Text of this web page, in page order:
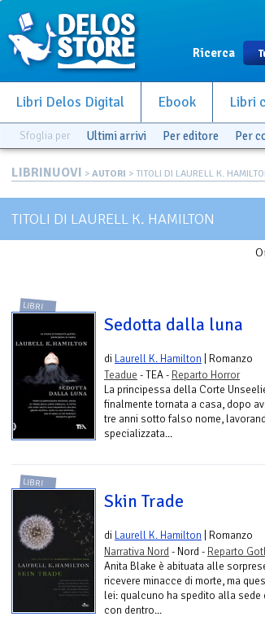
Ricerca
Libri Delos Digital Ebook Libri
Sfoglia per Ultimi arrivi Per editore Per
LIBRINUOVI > AUTORI > TITOLI DI LAURELL K.
TITOLI DI LAURELL K. HAMILTON
LIBRI
Sedotta dalla luna
di Laurell K. Hamilton | Romanzo
Teadue - TEA - Reparto Horror
La principessa della Corte
finalmente tornata a casa, dopo
tre anni sotto falso nome,
specializzata...
LIBRI
Skin Trade
di Laurell K. Hamilton | Romanzo
Narrativa Nord- Nord - Reparto
Anita Blake è abituata alle
ricevere minacce di morte, ma
lei: qualcuno ha spedito alla
con dentro...